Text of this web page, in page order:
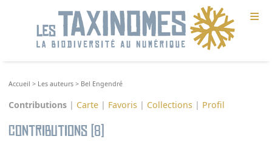
≡
Accueil > Les auteurs > Bel Engendré
Contributions | Carte | Favoris | Collections | Profil
Contributions (8)